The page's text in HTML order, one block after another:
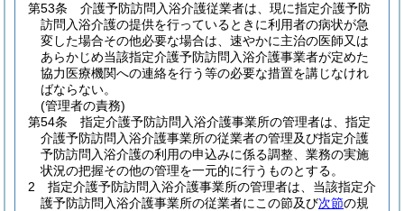
第53条
介護予防訪問入浴介護従業者は、現に指定介護予防
訪問入浴介護の提供を行っているときに利用者の病状が急
変した場合その他必要な場合は、速やかに主治の医師又は
あらかじめ当該指定介護予防訪問入浴介護事業者が定めた
協力医療機関への連絡を行う等の必要な措置を講じなけれ
ばならない。
(管理者の責務)
第54条
指定介護予防訪問入浴介護事業所の管理者は、指定
介護予防訪問入浴介護事業所の従業者の管理及び指定介護
予防訪問入浴介護の利用の申込みに係る調整、業務の実施
状況の把握その他の管理を一元的に行うものとする。
2
指定介護予防訪問入浴介護事業所の管理者は、当該指定介
護予防訪問入浴介護事業所の従業者にこの節及び次節の規